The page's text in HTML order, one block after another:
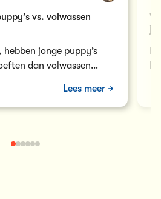
vs. volwassen
jonge puppy’s
dan volwassen
Lees meer
je